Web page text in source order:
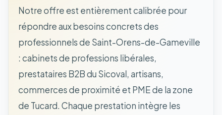
Notre offre est entièrement calibrée pour
répondre aux besoins concrets des
professionnels de Saint-Orens-de-Gameville
: cabinets de professions libérales,
prestataires B2B du Sicoval, artisans,
commerces de proximité et PME de la zone
de Tucard. Chaque prestation intègre les